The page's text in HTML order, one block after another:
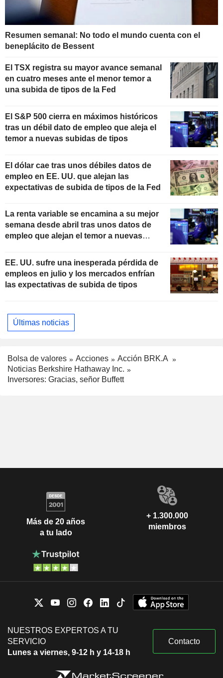
Resumen semanal: No todo el mundo cuenta con el
beneplácito de Bessent
El TSX registra su mayor avance semanal
en cuatro meses ante el menor temor a
una subida de tipos de la Fed
El S&P 500 cierra en máximos históricos
tras un débil dato de empleo que aleja el
temor a nuevas subidas de tipos
El dólar cae tras unos débiles datos de
empleo en EE. UU. que alejan las
expectativas de subida de tipos de la Fed
La renta variable se encamina a su mejor
semana desde abril tras unos datos de
empleo que alejan el temor a nuevas
EE. UU. sufre una inesperada pérdida de
empleos en julio y los mercados enfrían
las expectativas de subida de tipos
Últimas noticias
Bolsa de valores Acciones
Acción BRK.A
Noticias Berkshire Hathaway Inc.
Inversores: Gracias, señor Buffett
Más de 20 años
a tu lado
+ 1.300.000
miembros
NUESTROS EXPERTOS A TU
SERVICIO
Lunes a viernes, 9-12 h y 14-18 h
Contacto